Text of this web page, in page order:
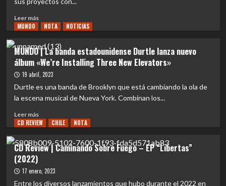
I
Leer másLeer
más
EVENTOS
|
Octophant
regresa
formación
y
nuevo
📀
MUNDO NOTA NOTICIAS
MUNDO | La banda estadounidense Durtle lanza nuevo
álbum «We’re Installing Three New Elevators»
19 abril, 2023
Durtle es una banda de Brooklyn que está cambiando la ola de
la escena musical de Nueva York. Combinan los...
Leer másLeer
más
MUNDO
|
banda
estadounidense
CD REVIEW CHILE NOTA
CD Review | Caminando Sobre Fuego – EP “Libertas”
(2022)
17 enero, 2023
Entre los diversos lanzamientos que hubo durante el 2022 en